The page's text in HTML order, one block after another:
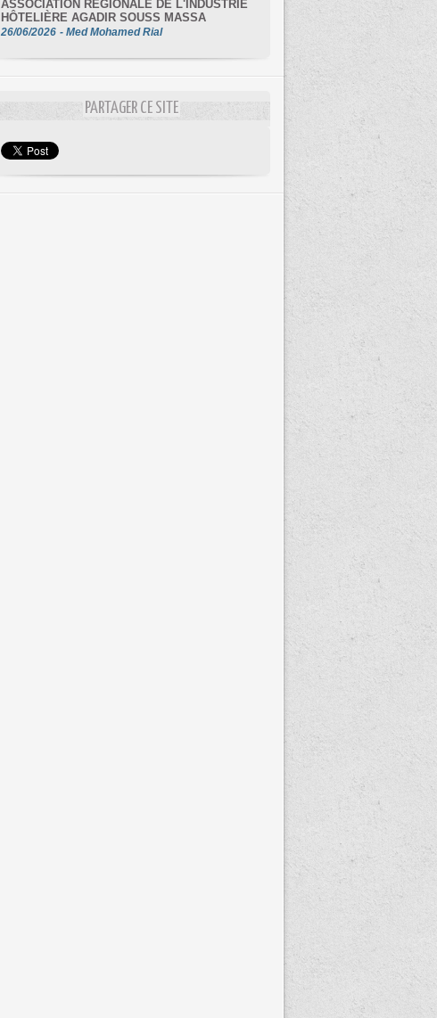
ASSOCIATION RÉGIONALE DE L'INDUSTRIE
HÔTELIÈRE AGADIR SOUSS MASSA
26/06/2026 - Med Mohamed Rial
PARTAGER CE SITE